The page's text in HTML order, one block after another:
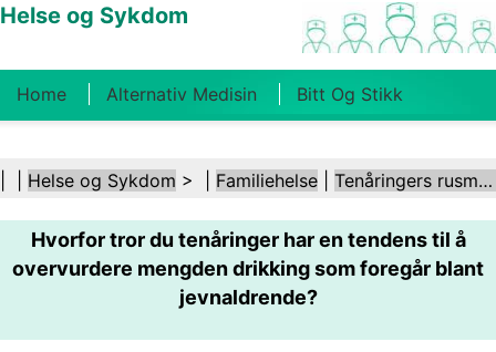
Helse og Sykdom
Home Alternativ Medisin Bitt Og Stikk
Kosthold Og Ernæring Familiehelse
Helsebransjen Psykisk Helse Folkehelse Og
Kirurgi Og Prosedyrer
Helse og Sykdom > | Familiehelse Tenåringers rusmisbruk
Hvorfor tror du tenåringer har en tendens til å
overvurdere mengden drikking som foregår blant
jevnaldrende?